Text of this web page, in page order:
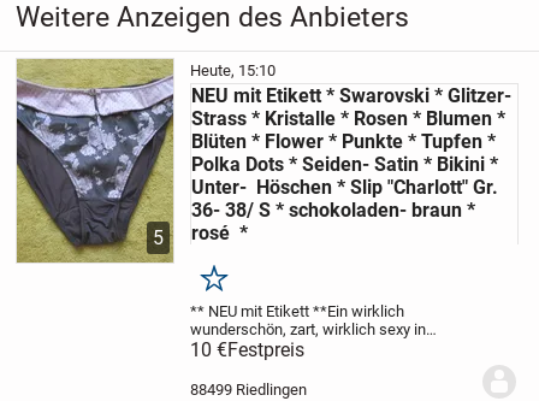
Weitere Anzeigen des Anbieters
5
Heute, 15:10
NEU mit Etikett * Swarovski * Glitzer-
Strass * Kristalle * Rosen * Blumen *
Blüten * Flower * Punkte * Tupfen *
Polka Dots * Seiden- Satin * Bikini *
Unter- Höschen * Slip "Charlott" Gr.
36- 38/ S * schokoladen- braun *
rosé *
Merken
** NEU mit Etikett **Ein wirklich
wunderschön, zart, wirklich sexy in
moderner Formschokoladen- braun * rosè
Romantik- Rosen * Blumen * Blüten
* Flower und kleine Punkte * Tupfen *
10 €Festpreis
88499 Riedlingen